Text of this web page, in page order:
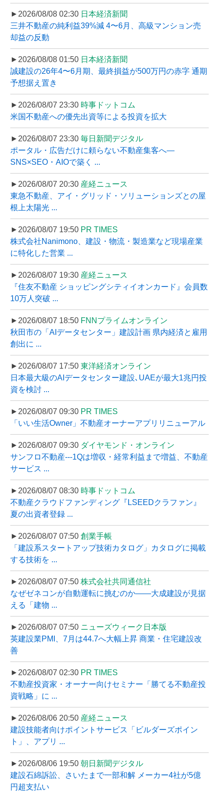
►2026/08/08 02:30 日本経済新聞
三井不動産の純利益39%減 4〜6月、高級マンション売
却益の反動
►2026/08/08 01:50 日本経済新聞
誠建設の26年4〜6月期、最終損益が500万円の赤字 通期
予想据え置き
►2026/08/07 23:30 時事ドットコム
米国不動産への優先出資等による投資を拡大
►2026/08/07 23:30 毎日新聞デジタル
ポータル・広告だけに頼らない不動産集客へ―
SNS×SEO・AIOで築く ...
►2026/08/07 20:30 産経ニュース
東急不動産、アイ・グリッド・ソリューションズとの屋
根上太陽光 ...
►2026/08/07 19:50 PR TIMES
株式会社Nanimono、建設・物流・製造業など現場産業
に特化した営業 ...
►2026/08/07 19:30 産経ニュース
『住友不動産 ショッピングシティイオンカード』会員数
10万人突破 ...
►2026/08/07 18:50 FNNプライムオンライン
秋田市の「AIデータセンター」建設計画 県内経済と雇用
創出に ...
►2026/08/07 17:50 東洋経済オンライン
日本最大級のAIデータセンター建設､UAEが最大1兆円投
資を検討 ...
►2026/08/07 09:30 PR TIMES
「いい生活Owner」不動産オーナーアプリリニューアル
►2026/08/07 09:30 ダイヤモンド・オンライン
サンフロ不動産---1Qは増収・経常利益まで増益、不動産
サービス ...
►2026/08/07 08:30 時事ドットコム
不動産クラウドファンディング『LSEEDクラファン』
夏の出資者登録 ...
►2026/08/07 07:50 創業手帳
「建設系スタートアップ技術カタログ」カタログに掲載
する技術を ...
►2026/08/07 07:50 株式会社共同通信社
なぜゼネコンが自動運転に挑むのか――大成建設が見据
える「建物 ...
►2026/08/07 07:50 ニューズウィーク日本版
英建設業PMI、7月は44.7へ大幅上昇 商業・住宅建設改
善
►2026/08/07 02:30 PR TIMES
不動産投資家・オーナー向けセミナー「勝てる不動産投
資戦略」に ...
►2026/08/06 20:50 産経ニュース
建設技能者向けポイントサービス「ビルダーズポイン
ト」、アプリ ...
►2026/08/06 19:50 朝日新聞デジタル
建設石綿訴訟、さいたまで一部和解 メーカー4社が5億
円超支払い